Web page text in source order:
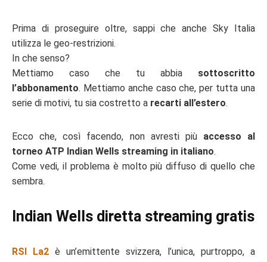
Prima di proseguire oltre, sappi che anche Sky Italia
utilizza le geo-restrizioni.
In che senso?
Mettiamo caso che tu abbia sottoscritto
l’abbonamento. Mettiamo anche caso che, per tutta una
serie di motivi, tu sia costretto a recarti all’estero.
Ecco che, così facendo, non avresti più accesso al
torneo ATP Indian Wells streaming in italiano.
Come vedi, il problema è molto più diffuso di quello che
sembra.
Indian Wells diretta streaming gratis
RSI La2 è un’emittente svizzera, l’unica, purtroppo, a